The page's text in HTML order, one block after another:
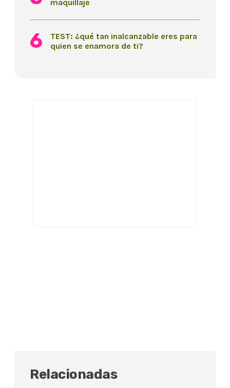
maquillaje
TEST: ¿qué tan inalcanzable eres para
quien se enamora de ti?
Relacionadas